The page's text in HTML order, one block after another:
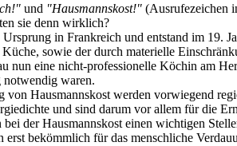
und "Hausmannskost!" (Ausrufezeichen
sie denn wirklich?
in Frankreich und entstand im 19.
sowie der durch materielle
eine nicht-professionelle Köchin am
notwendig waren.
Hausmannskost werden vorwiegend
und sind darum vor allem für die
der Hausmannskost einen wichtigen
bekömmlich für das menschliche